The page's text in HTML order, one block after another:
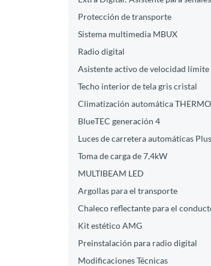
Protección de transporte
Sistema multimedia MBUX
Radio digital
Asistente activo de velocidad límite
Techo interior de tela gris cristal
Climatización automática
BlueTEC generación 4
Luces de carretera automáticas Plus
Toma de carga de 7,4kW
MULTIBEAM LED
Argollas para el transporte
Chaleco reflectante para el
Kit estético AMG
Preinstalación para radio digital
Modificaciones Técnicas